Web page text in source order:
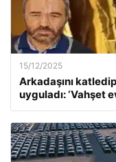
15/12/2025
Arkadaşını
uyguladı: ‘Vahşet